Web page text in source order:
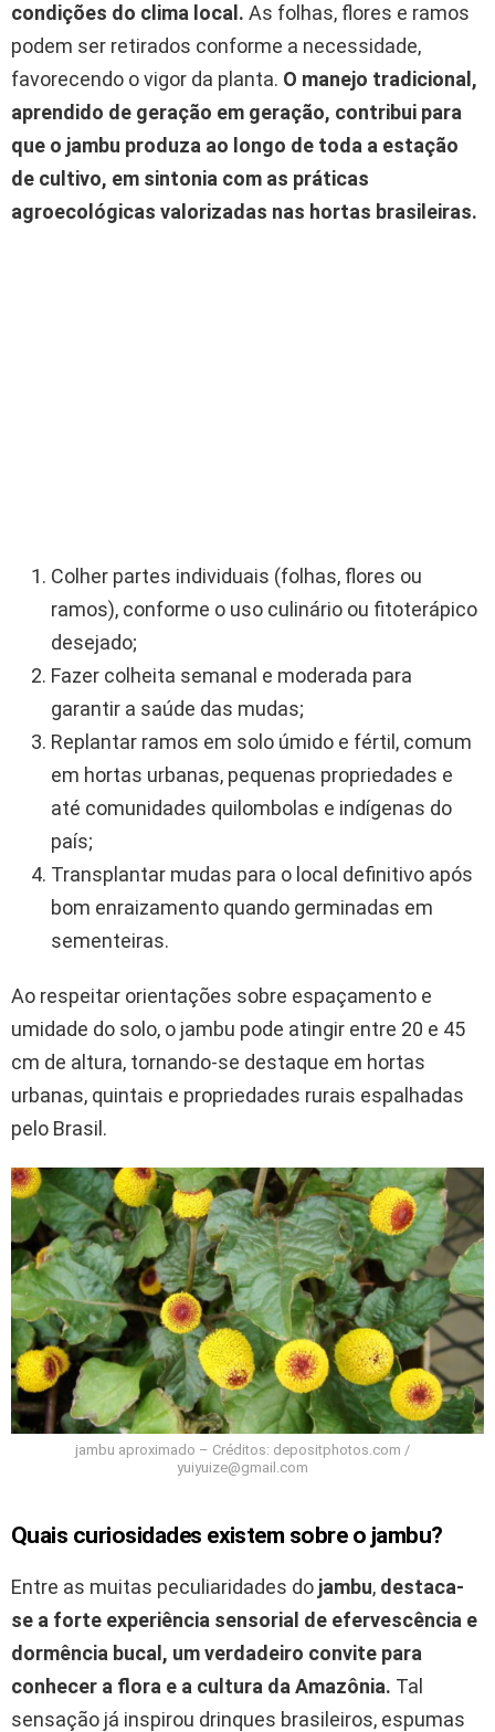
condições do clima local. As folhas, flores e ramos
podem ser retirados conforme a necessidade,
favorecendo o vigor da planta. O manejo tradicional,
aprendido de geração em geração, contribui para
que o jambu produza ao longo de toda a estação
de cultivo, em sintonia com as práticas
agroecológicas valorizadas nas hortas brasileiras.
Colher partes individuais (folhas, flores ou
ramos), conforme o uso culinário ou fitoterápico
desejado;
Fazer colheita semanal e moderada para
garantir a saúde das mudas;
Replantar ramos em solo úmido e fértil, comum
em hortas urbanas, pequenas propriedades e
até comunidades quilombolas e indígenas do
país;
Transplantar mudas para o local definitivo após
bom enraizamento quando germinadas em
sementeiras.
Ao respeitar orientações sobre espaçamento e
umidade do solo, o jambu pode atingir entre 20 e 45
cm de altura, tornando-se destaque em hortas
urbanas, quintais e propriedades rurais espalhadas
pelo Brasil.
jambu aproximado – Créditos: depositphotos.com /
yuiyuize@gmail.com
Quais curiosidades existem sobre o jambu?
Entre as muitas peculiaridades do jambu, destaca-
se a forte experiência sensorial de efervescência e
dormência bucal, um verdadeiro convite para
conhecer a flora e a cultura da Amazônia. Tal
sensação já inspirou drinques brasileiros, espumas